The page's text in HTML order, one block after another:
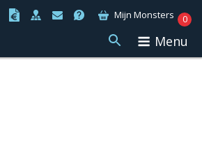
Mijn Monsters 0
Menu